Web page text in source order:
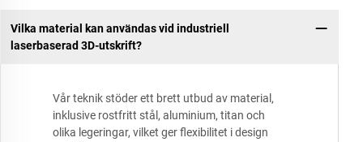
Vilka material kan användas vid industriell
laserbaserad 3D-utskrift?
Vår teknik stöder ett brett utbud av material,
inklusive rostfritt stål, aluminium, titan och
olika legeringar, vilket ger flexibilitet i design